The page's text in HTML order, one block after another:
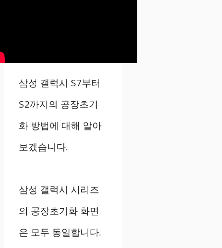
삼성 갤럭시 S7부터
S2까지의 공장초기
화 방법에 대해 알아
보겠습니다.
삼성 갤럭시 시리즈
의 공장초기화 화면
은 모두 동일합니다.